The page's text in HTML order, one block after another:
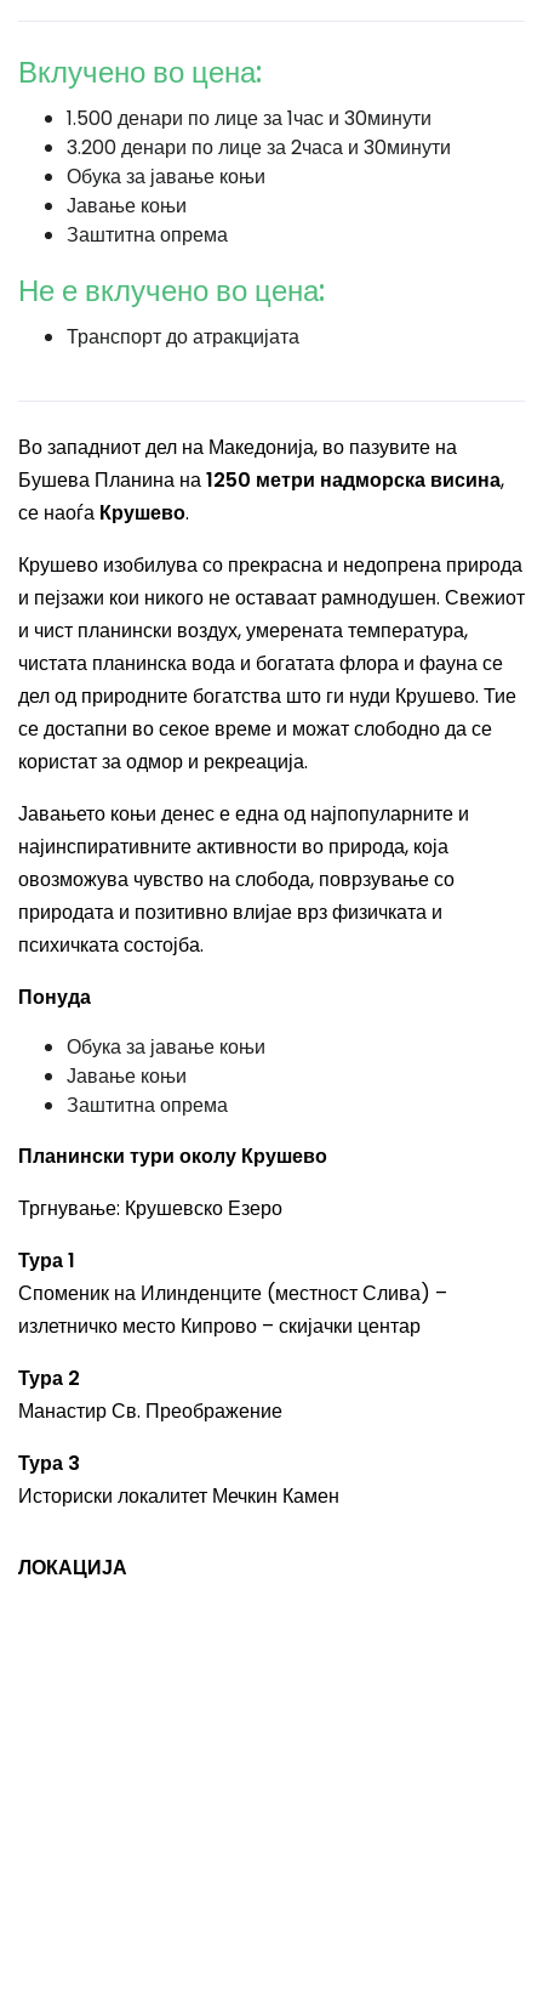
Вклучено во цена:
1.500 денари по лице за 1час и 30минути
3.200 денари по лице за 2часа и 30минути
Обука за јавање коњи
Јавање коњи
Заштитна опрема
Не е вклучено во цена:
Транспорт до атракцијата
Во западниот дел на Македонија, во пазувите на
Бушева Планина на1250 метри надморска висина,
се наоѓа Крушево.
Крушево изобилува со прекрасна и недопрена природа
и пејзажи кои никого не оставаат рамнодушен. Свежиот
и чист планински воздух, умерената температура,
чистата планинска вода и богатата флора и фауна се
дел од природните богатства што ги нуди Крушево. Тие
се достапни во секое време и можат слободно да се
користат за одмор и рекреација.
Јавањето коњи денес е една од најпопуларните и
најинспиративните активности во природа, која
овозможува чувство на слобода, поврзување со
природата и позитивно влијае врз физичката и
психичката состојба.
Понуда
Обука за јавање коњи
Јавање коњи
Заштитна опрема
Планински тури околу Крушево
Тргнување: Крушевско Езеро
Тура 1
Споменик на Илинденците (местност Слива) –
излетничко место Кипрово – скијачки центар
Тура 2
Манастир Св. Преображение
Тура 3
Историски локалитет Мечкин Камен
ЛОКАЦИЈА